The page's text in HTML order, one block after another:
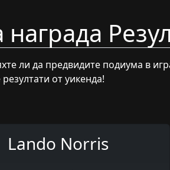
ли да предвидите подиума в
от уикенда!
Lando Norris